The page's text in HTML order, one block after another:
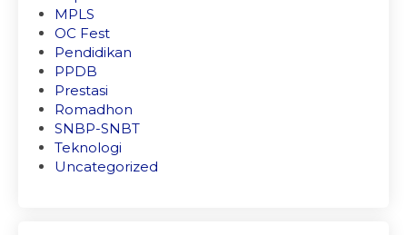
MPLS
OC Fest
Pendidikan
PPDB
Prestasi
Romadhon
SNBP-SNBT
Teknologi
Uncategorized